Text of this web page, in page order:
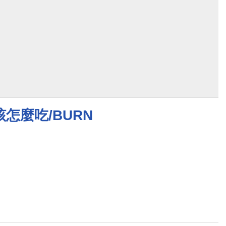
怎麼吃/BURN